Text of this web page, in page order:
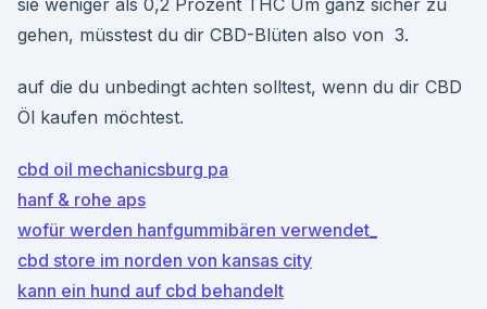
sie weniger als 0,2 Prozent THC Um ganz sicher zu
gehen, müsstest du dir CBD-Blüten also von 3.
auf die du unbedingt achten solltest, wenn du dir CBD
Öl kaufen möchtest.
cbd oil mechanicsburg pa
hanf & rohe aps
wofür werden hanfgummibären verwendet_
cbd store im norden von kansas city
kann ein hund auf cbd behandelt